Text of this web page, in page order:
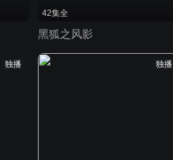
42集全
黑狐之风影
独播 独播